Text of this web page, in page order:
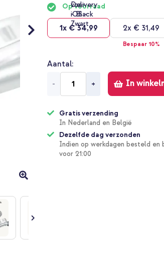
Op voorraad
1x € 34,99 2x € 31,49
Bespaar 10%
Aantal
- + In
Gratis verzending
In Nederland en België
Dezelfde dag verzonden
Indien op werkdagen besteld en
voor 21:00